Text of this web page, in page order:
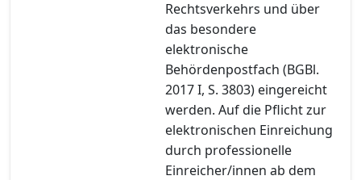
Rechtsverkehrs und über
das besondere
elektronische
Behördenpostfach (BGBl.
2017 I, S. 3803) eingereicht
werden. Auf die Pflicht zur
elektronischen Einreichung
durch professionelle
Einreicher/innen ab dem